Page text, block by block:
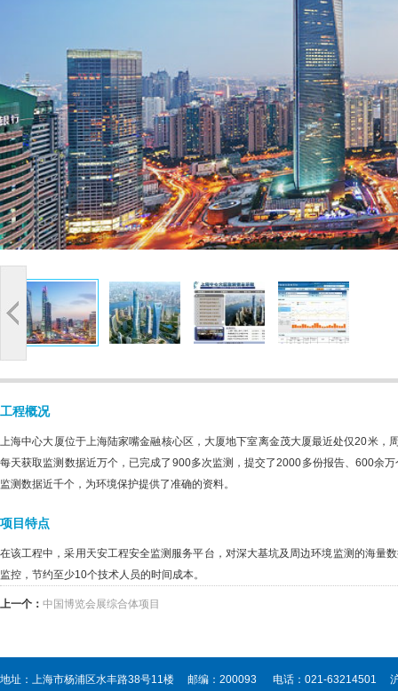
工程概况
上海中心大厦位于上海陆家嘴金融核心区，大厦地下室离金茂大厦最近处仅20米
每天获取监测数据近万个，已完成了900多次监测，提交了2000多份报告、600余
监测数据近千个，为环境保护提供了准确的资料。
项目特点
在该工程中，采用天安工程安全监测服务平台，对深大基坑及周边环境监测的海量
监控，节约至少10个技术人员的时间成本。
上一个： 中国博览会展综合体项目
地址：上海市杨浦区水丰路38号11楼 邮编：200093 电话：021-63214501